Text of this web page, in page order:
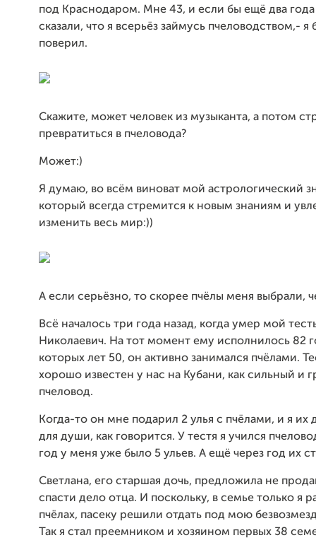
под Краснодаром. Мне 43, и если бы ещё два
сказали, что я всерьёз займусь пчеловодством,- я
поверил.
Скажите, может человек из музыканта, а потом
превратиться в пчеловода?
Может:)
Я думаю, во всём виноват мой астрологический
который всегда стремится к новым знаниям и
изменить весь мир:))
А если серьёзно, то скорее пчёлы меня выбрали,
Всё началось три года назад, когда умер мой
Николаевич. На тот момент ему исполнилось 82
которых лет 50, он активно занимался пчёлами.
хорошо известен у нас на Кубани, как сильный и
пчеловод.
Когда-то он мне подарил 2 улья с пчёлами, и я их
для души, как говорится. У тестя я учился
год у меня уже было 5 ульев. А ещё через год их
Светлана, его старшая дочь, предложила не
спасти дело отца. И поскольку, в семье только я
пчёлах, пасеку решили отдать под мою
Так я стал преемником и хозяином первых 38